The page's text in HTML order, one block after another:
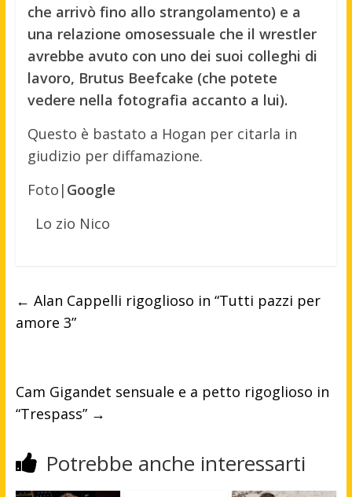
che arrivò fino allo strangolamento) e a
una relazione omosessuale che il wrestler
avrebbe avuto con uno dei suoi colleghi di
lavoro, Brutus Beefcake (che potete
vedere nella fotografia accanto a lui).
Questo è bastato a Hogan per citarla in
giudizio per diffamazione.
Foto| Google
Lo zio Nico
← Alan Cappelli rigoglioso in “Tutti pazzi per
amore 3”
Cam Gigandet sensuale e a petto rigoglioso in
“Trespass” →
Potrebbe anche interessarti